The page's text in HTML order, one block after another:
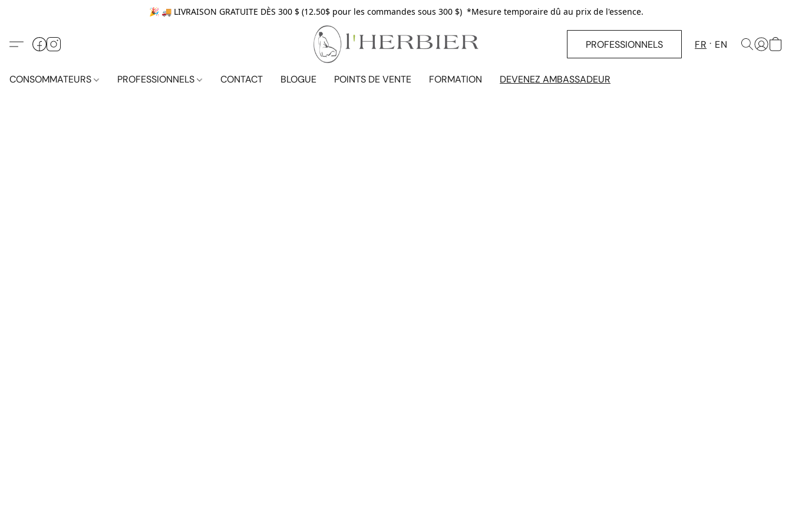
🎉 🚚 LIVRAISON GRATUITE DÈS 300 $ (12.50$ pour les commandes sous 300 $) *Mesure temporaire dû au prix de l'essence.
PROFESSIONNELS FR EN
CONSOMMATEURS PROFESSIONNELS CONTACT BLOGUE POINTS DE VENTE FORMATION DEVENEZ AMBASSADEUR